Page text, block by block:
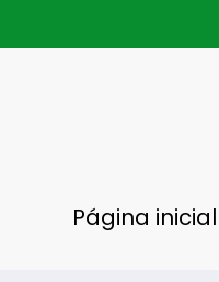
Página inicial